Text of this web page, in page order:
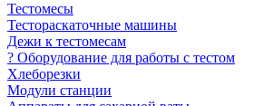
Тестомесы
Тестораскаточные машины
Дежи к тестомесам
? Оборудование для работы с тестом
Хлеборезки
Модули станции